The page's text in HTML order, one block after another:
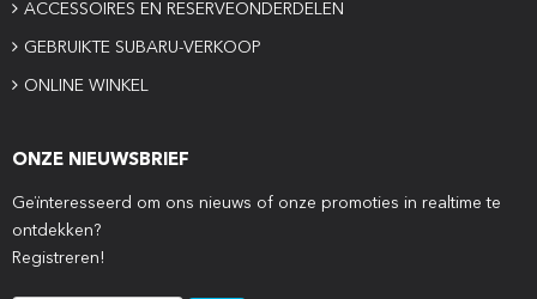
ACCESSOIRES EN RESERVEONDERDELEN
GEBRUIKTE SUBARU-VERKOOP
ONLINE WINKEL
ONZE NIEUWSBRIEF
Geïnteresseerd om ons nieuws of onze promoties in realtime te
ontdekken?
Registreren!